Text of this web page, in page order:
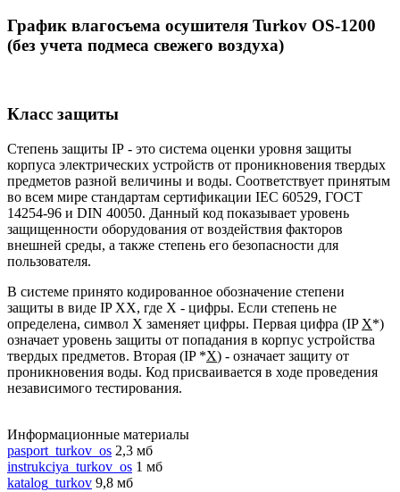
График влагосъема осушителя Turkov OS-1200
(без учета подмеса свежего воздуха)
Класс защиты
Степень защиты IP - это система оценки уровня защиты
корпуса электрических устройств от проникновения твердых
предметов разной величины и воды. Соответствует принятым
во всем мире стандартам сертификации IEC 60529, ГОСТ
14254-96 и DIN 40050. Данный код показывает уровень
защищенности оборудования от воздействия факторов
внешней среды, а также степень его безопасности для
пользователя.
В системе принято кодированное обозначение степени
защиты в виде IP XX, где X - цифры. Если степень не
определена, символ X заменяет цифры. Первая цифра (IP X*)
означает уровень защиты от попадания в корпус устройства
твердых предметов. Вторая (IP *X) - означает защиту от
проникновения воды. Код присваивается в ходе проведения
независимого тестирования.
Информационные материалы
pasport_turkov_os 2,3 мб
instrukciya_turkov_os 1 мб
katalog_turkov 9,8 мб